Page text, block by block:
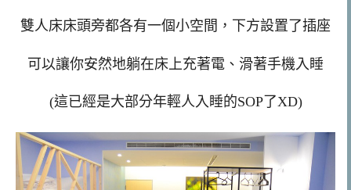
雙人床床頭旁都各有一個小空間，下方設置了插座
可以讓你安然地躺在床上充著電、滑著手機入睡
(這已經是大部分年輕人入睡的SOP了XD)